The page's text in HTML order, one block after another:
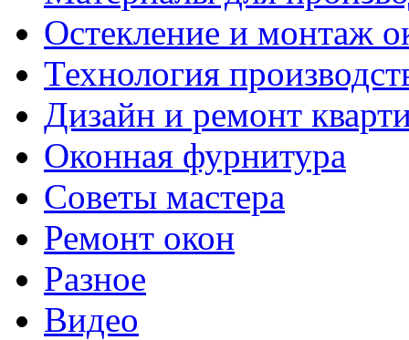
Остекление и монтаж
Технология
Дизайн и ремонт
Оконная фурнитура
Советы мастера
Ремонт окон
Разное
Видео